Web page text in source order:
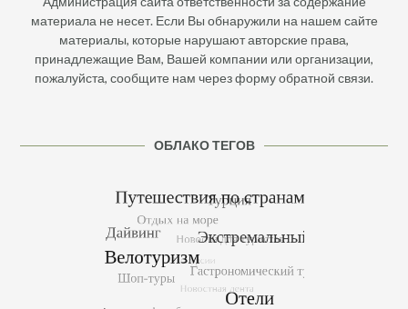
материала не несет. Если Вы обнаружили на нашем сайте
материалы, которые нарушают авторские права,
принадлежащие Вам, Вашей компании или организации,
пожалуйста, сообщите нам через форму обратной связи.
ОБЛАКО ТЕГОВ